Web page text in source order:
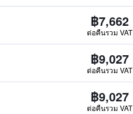
฿7,662
ต่อคืนรวม VAT
฿9,027
ต่อคืนรวม VAT
฿9,027
ต่อคืนรวม VAT